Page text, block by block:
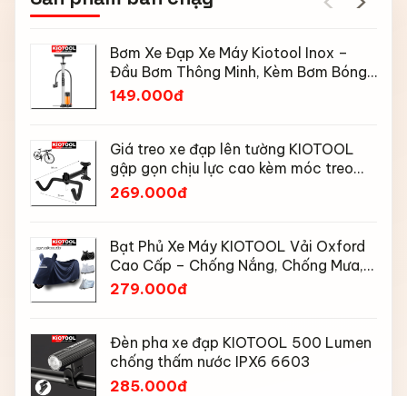
Bơm Xe Đạp Xe Máy Kiotool Inox –
Đầu Bơm Thông Minh, Kèm Bơm Bóng,
Đồng Hồ 160 PSI
149.000đ
Giá treo xe đạp lên tường KIOTOOL
gập gọn chịu lực cao kèm móc treo
mũ bảo hiểm
269.000đ
Bạt Phủ Xe Máy KIOTOOL Vải Oxford
Cao Cấp – Chống Nắng, Chống Mưa,
Chống Bụi, Chống Tia UV, Có Phản
279.000đ
Đèn pha xe đạp KIOTOOL 500 Lumen
chống thấm nước IPX6 6603
285.000đ